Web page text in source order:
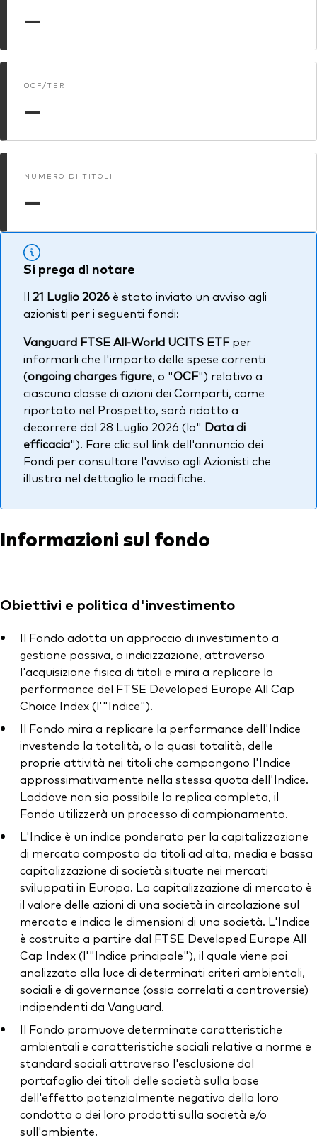
—
OCF/TER
—
NUMERO DI TITOLI
—
Si prega di notare
Il 21 Luglio 2026 è stato inviato un avviso agli
azionisti per i seguenti fondi:
Vanguard FTSE All-World UCITS ETFper
informarli che l'importo delle spese correnti
(ongoing charges figure, o "OCF") relativo a
ciascuna classe di azioni dei Comparti, come
riportato nel Prospetto, sarà ridotto a
decorrere dal 28 Luglio 2026 (la" Data di
efficacia"). Fare clic sul link dell'annuncio dei
Fondi per consultare l'avviso agli Azionisti che
illustra nel dettaglio le modifiche.
Informazioni sul fondo
Obiettivi e politica d'investimento
Il Fondo adotta un approccio di investimento a
gestione passiva, o indicizzazione, attraverso
l'acquisizione fisica di titoli e mira a replicare la
performance del FTSE Developed Europe All Cap
Choice Index (l'"Indice").
Il Fondo mira a replicare la performance dell'Indice
investendo la totalità, o la quasi totalità, delle
proprie attività nei titoli che compongono l'Indice
approssimativamente nella stessa quota dell'Indice.
Laddove non sia possibile la replica completa, il
Fondo utilizzerà un processo di campionamento.
L'Indice è un indice ponderato per la capitalizzazione
di mercato composto da titoli ad alta, media e bassa
capitalizzazione di società situate nei mercati
sviluppati in Europa. La capitalizzazione di mercato è
il valore delle azioni di una società in circolazione sul
mercato e indica le dimensioni di una società. L'Indice
è costruito a partire dal FTSE Developed Europe All
Cap Index (l'"Indice principale"), il quale viene poi
analizzato alla luce di determinati criteri ambientali,
sociali e di governance (ossia correlati a controversie)
indipendenti da Vanguard.
Il Fondo promuove determinate caratteristiche
ambientali e caratteristiche sociali relative a norme e
standard sociali attraverso l'esclusione dal
portafoglio dei titoli delle società sulla base
dell'effetto potenzialmente negativo della loro
condotta o dei loro prodotti sulla società e/o
sull'ambiente.